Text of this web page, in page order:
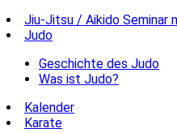
Jiu-Jitsu / Aikido Seminar
Judo
Geschichte des Judo
Was ist Judo?
Kalender
Karate